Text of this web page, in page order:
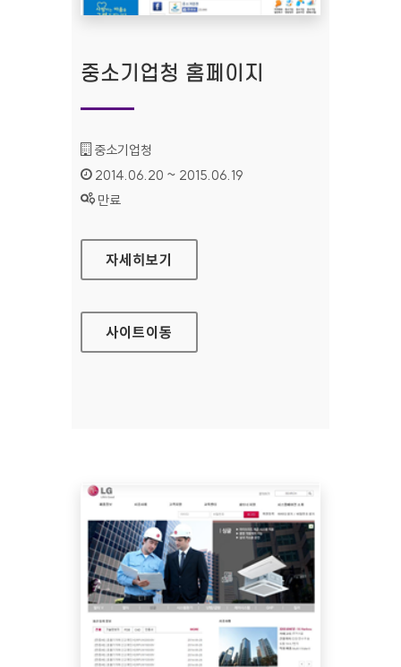
중소기업청 홈페이지
기관명 :
중소기업청
인증기간 :
2014.06.20 ~ 2015.06.19
상태 :
만료
중소기업청 홈페이지
자세히보기
사이트이동